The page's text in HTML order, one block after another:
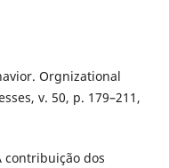
Orgnizational
v. 50, p. 179–211,
contribuição dos